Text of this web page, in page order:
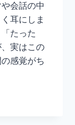
会話の中
耳にしま
たった
実はこの
感覚がち